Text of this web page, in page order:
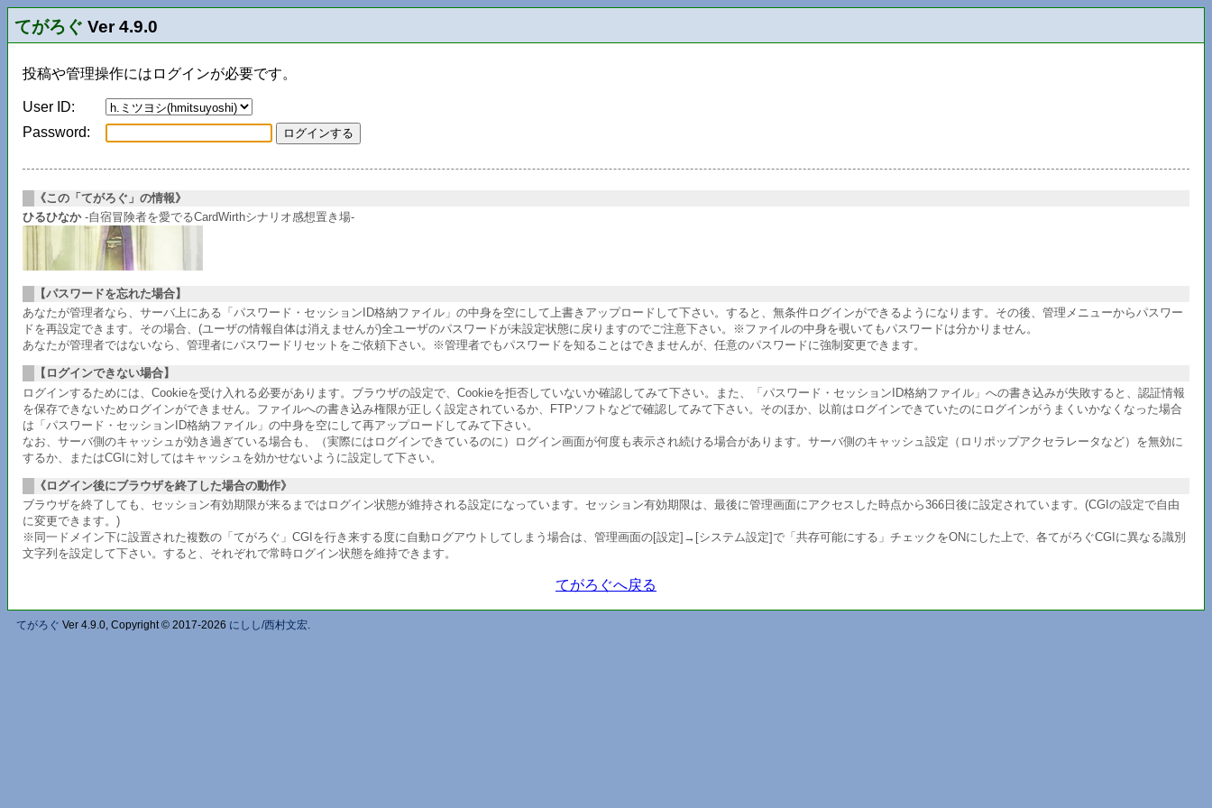
てがろぐ Ver 4.9.0
投稿や管理操作にはログインが必要です。
User ID:
Password:
《この「てがろぐ」の情報》
ひるひなか -自宿冒険者を愛でるCardWirthシナリオ感想置き場-
【パスワードを忘れた場合】
あなたが管理者なら、サーバ上にある「パスワード・セッションID格納ファイル」の中身を空にして上書きアップロードして下さい。すると、無条件ログインができるようになります。その後、管理メニューからパスワー
ドを再設定できます。その場合、(ユーザの情報自体は消えませんが)全ユーザのパスワードが未設定状態に戻りますのでご注意下さい。※ファイルの中身を覗いてもパスワードは分かりません。
あなたが管理者ではないなら、管理者にパスワードリセットをご依頼下さい。※管理者でもパスワードを知ることはできませんが、任意のパスワードに強制変更できます。
【ログインできない場合】
ログインするためには、Cookieを受け入れる必要があります。ブラウザの設定で、Cookieを拒否していないか確認してみて下さい。また、「パスワード・セッションID格納ファイル」への書き込みが失敗すると、認証情報
を保存できないためログインができません。ファイルへの書き込み権限が正しく設定されているか、FTPソフトなどで確認してみて下さい。そのほか、以前はログインできていたのにログインがうまくいかなくなった場合
は「パスワード・セッションID格納ファイル」の中身を空にして再アップロードしてみて下さい。
なお、サーバ側のキャッシュが効き過ぎている場合も、（実際にはログインできているのに）ログイン画面が何度も表示され続ける場合があります。サーバ側のキャッシュ設定（ロリポップアクセラレータなど）を無効に
するか、またはCGIに対してはキャッシュを効かせないように設定して下さい。
《ログイン後にブラウザを終了した場合の動作》
ブラウザを終了しても、セッション有効期限が来るまではログイン状態が維持される設定になっています。セッション有効期限は、最後に管理画面にアクセスした時点から366日後に設定されています。(CGIの設定で自由
に変更できます。)
※同一ドメイン下に設置された複数の「てがろぐ」CGIを行き来する度に自動ログアウトしてしまう場合は、管理画面の[設定]→[システム設定]で「共存可能にする」チェックをONにした上で、各てがろぐCGIに異なる識別
文字列を設定して下さい。すると、それぞれで常時ログイン状態を維持できます。
てがろぐへ戻る
てがろぐ Ver 4.9.0, Copyright © 2017-2026 にしし/西村文宏.